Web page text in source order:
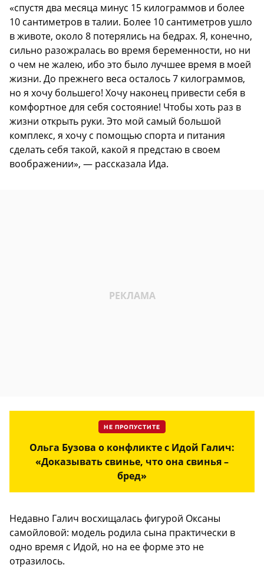
«спустя два месяца минус 15 килограммов и более
10 сантиметров в талии. Более 10 сантиметров ушло
в животе, около 8 потерялись на бедрах. Я, конечно,
сильно разожралась во время беременности, но ни
о чем не жалею, ибо это было лучшее время в моей
жизни. До прежнего веса осталось 7 килограммов,
но я хочу большего! Хочу наконец привести себя в
комфортное для себя состояние! Чтобы хоть раз в
жизни открыть руки. Это мой самый большой
комплекс, я хочу с помощью спорта и питания
сделать себя такой, какой я предстаю в своем
воображении», — рассказала Ида.
НЕ ПРОПУСТИТЕ
Ольга Бузова о конфликте с Идой Галич:
«Доказывать свинье, что она свинья –
бред»
Недавно Галич восхищалась фигурой Оксаны
самойловой: модель родила сына практически в
одно время с Идой, но на ее форме это не
отразилось.